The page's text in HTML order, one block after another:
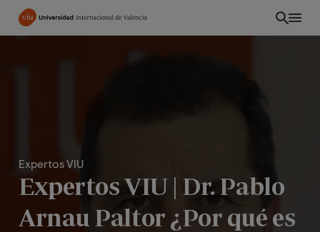
Pasar
Expertos VIU
Expertos VIU | Dr. Pablo
Arnau Paltor ¿Por qué es